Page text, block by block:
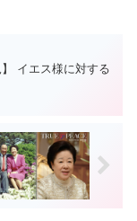
】 イエス様に対する